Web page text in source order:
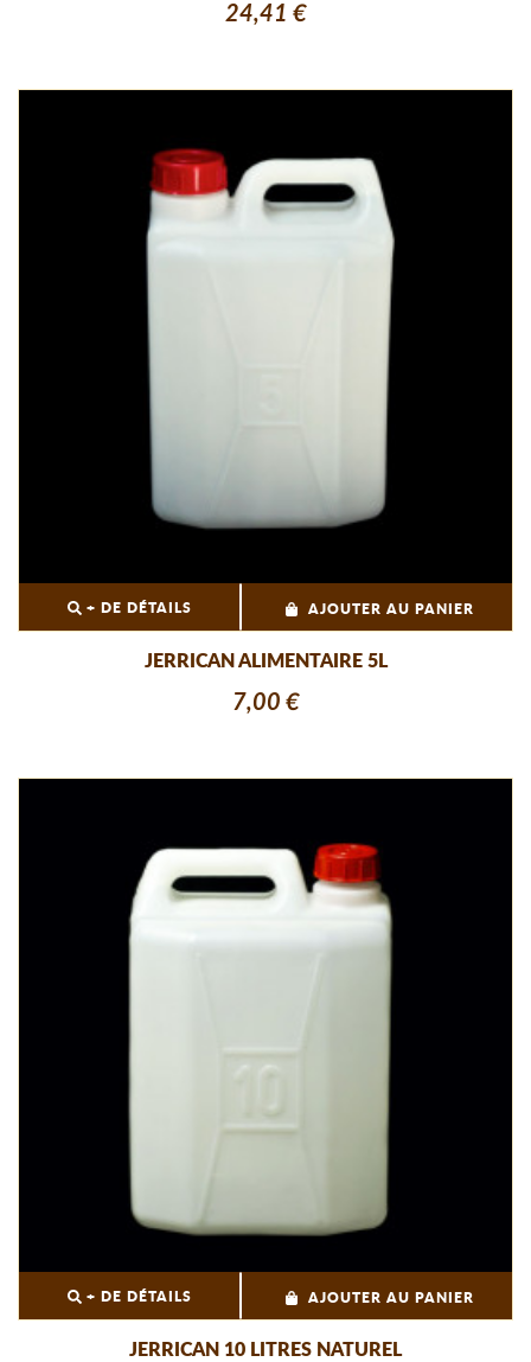
24,41 €
+ DE DÉTAILS AJOUTER AU PANIER
JERRICAN ALIMENTAIRE 5L
7,00 €
+ DE DÉTAILS AJOUTER AU PANIER
JERRICAN 10 LITRES NATUREL